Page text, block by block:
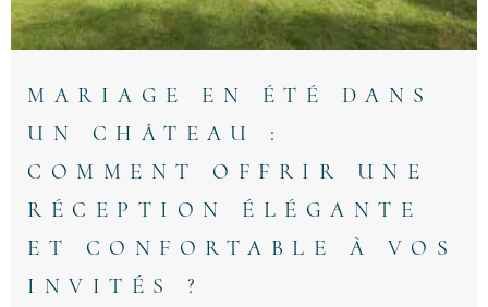
MARIAGE EN ÉTÉ DANS
UN CHÂTEAU :
COMMENT OFFRIR UNE
RÉCEPTION ÉLÉGANTE
ET CONFORTABLE À VOS
INVITÉS ?